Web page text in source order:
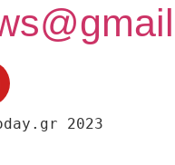
2023